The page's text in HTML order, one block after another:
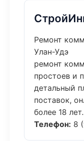
Ремонт
Улан-Удэ
ремонт
простоев и
детальный
поставок,
более 18
Телефон: 8